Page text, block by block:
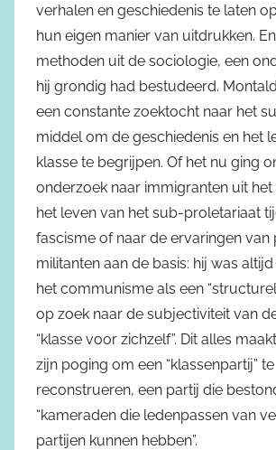
verhalen en geschiedenis te laten
hun eigen manier van uitdrukken.
methoden uit de sociologie, een
hij grondig had bestudeerd.
een constante zoektocht naar het
middel om de geschiedenis en het
klasse te begrijpen. Of het nu ging
onderzoek naar immigranten uit het
het leven van het sub-proletariaat
fascisme of naar de ervaringen van
militanten aan de basis: hij was
het communisme als een
op zoek naar de subjectiviteit van
“klasse voor zichzelf”. Dit alles
zijn poging om een “klassenpartij” te
reconstrueren, een partij die
“kameraden die ledenpassen van
partijen kunnen hebben”.